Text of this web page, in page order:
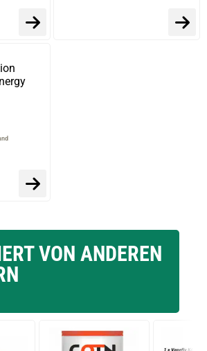
VON ANDEREN